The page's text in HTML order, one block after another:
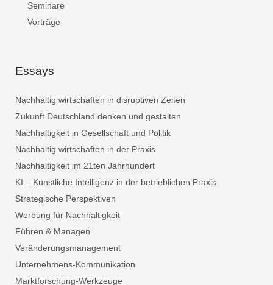
Seminare
Vorträge
Essays
Nachhaltig wirtschaften in disruptiven Zeiten
Zukunft Deutschland denken und gestalten
Nachhaltigkeit in Gesellschaft und Politik
Nachhaltig wirtschaften in der Praxis
Nachhaltigkeit im 21ten Jahrhundert
KI – Künstliche Intelligenz in der betrieblichen Praxis
Strategische Perspektiven
Werbung für Nachhaltigkeit
Führen & Managen
Veränderungsmanagement
Unternehmens-Kommunikation
Marktforschung-Werkzeuge